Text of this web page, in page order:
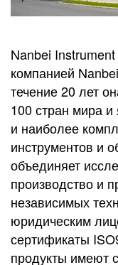
Nanbei
компанией
течение 20 лет
100 стран мира
и наиболее
инструментов и
объединяет
производство и
независимых
юридическим
сертификаты
продукты имеют